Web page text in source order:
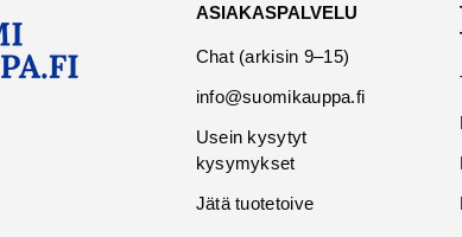
ASIAKASPALVELU
Chat (arkisin 9–15)
info@suomikauppa.fi
Usein kysytyt
kysymykset
Jätä tuotetoive